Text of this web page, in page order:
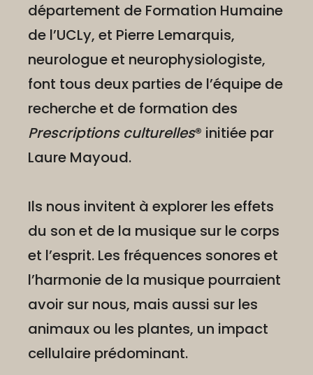
département de Formation Humaine
de l’UCLy, et Pierre Lemarquis,
neurologue et neurophysiologiste,
font tous deux parties de l’équipe de
recherche et de formation des
Prescriptions culturelles® initiée par
Laure Mayoud.
Ils nous invitent à explorer les effets
du son et de la musique sur le corps
et l’esprit. Les fréquences sonores et
l’harmonie de la musique pourraient
avoir sur nous, mais aussi sur les
animaux ou les plantes, un impact
cellulaire prédominant.